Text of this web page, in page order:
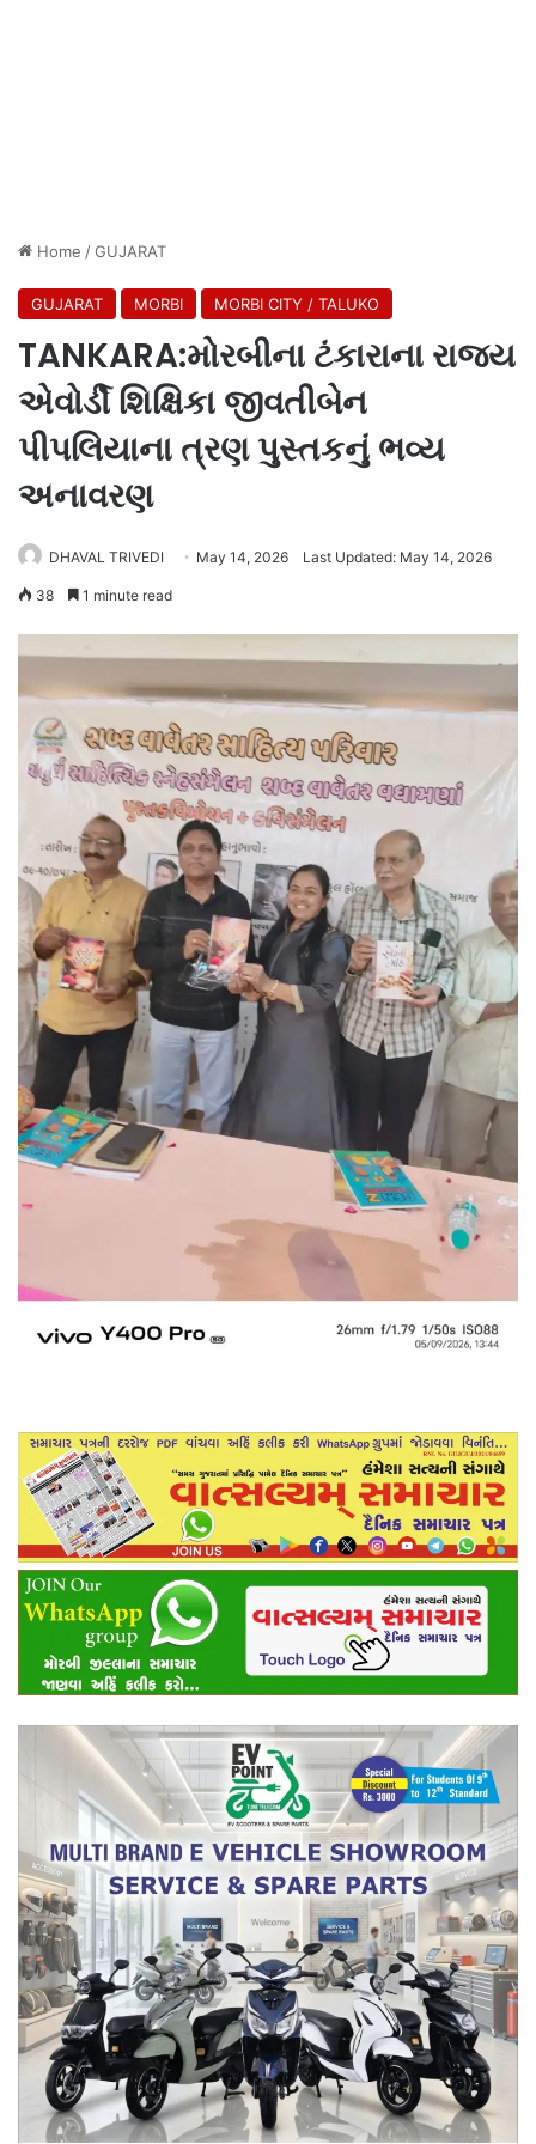
Home /GUJARAT
GUJARAT MORBI MORBI CITY / TALUKO
TANKARA:મોરબીના ટંકારાના રાજ્ય
એવોર્ડી શિક્ષિકા જીવતીબેન
પીપલિયાના ત્રણ પુસ્તકનું ભવ્ય
અનાવરણ
DHAVAL TRIVEDI May 14, 2026 Last Updated: May 14, 2026
38 1 minute read